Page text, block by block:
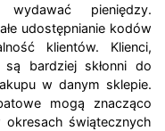
pieniędzy.
udostępnianie kodów
klientów. Klienci,
bardziej skłonni do
w danym sklepie.
mogą znacząco
świątecznych